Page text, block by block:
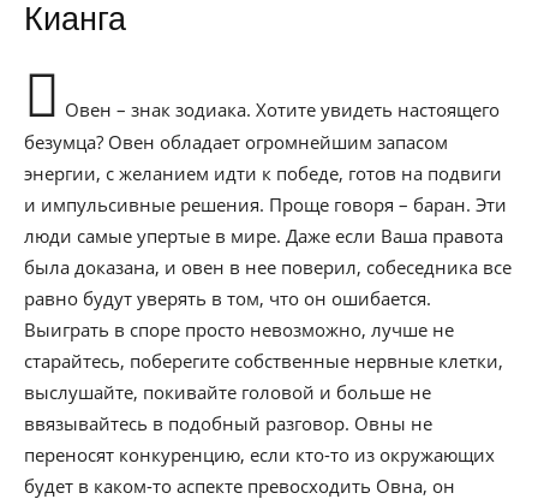
Кианга
Овен – знак зодиака. Хотите увидеть настоящего
безумца? Овен обладает огромнейшим запасом
энергии, с желанием идти к победе, готов на подвиги
и импульсивные решения. Проще говоря – баран. Эти
люди самые упертые в мире. Даже если Ваша правота
была доказана, и овен в нее поверил, собеседника все
равно будут уверять в том, что он ошибается.
Выиграть в споре просто невозможно, лучше не
старайтесь, поберегите собственные нервные клетки,
выслушайте, покивайте головой и больше не
ввязывайтесь в подобный разговор. Овны не
переносят конкуренцию, если кто-то из окружающих
будет в каком-то аспекте превосходить Овна, он